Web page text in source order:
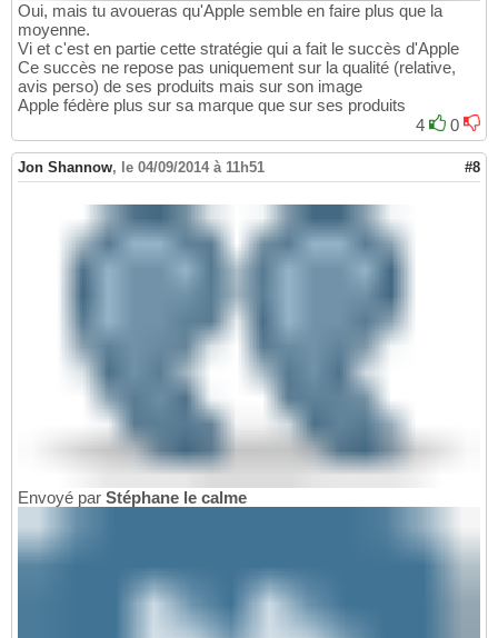
Oui, mais tu avoueras qu'Apple semble en faire plus que la
moyenne.
Vi et c'est en partie cette stratégie qui a fait le succès d'Apple
Ce succès ne repose pas uniquement sur la qualité (relative,
avis perso) de ses produits mais sur son image
Apple fédère plus sur sa marque que sur ses produits
4
0
Jon Shannow, le 04/09/2014 à 11h51 #8
Envoyé par Stéphane le calme